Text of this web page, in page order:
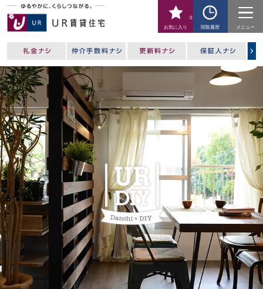
お気に入り
0
閲覧履歴
メニュー